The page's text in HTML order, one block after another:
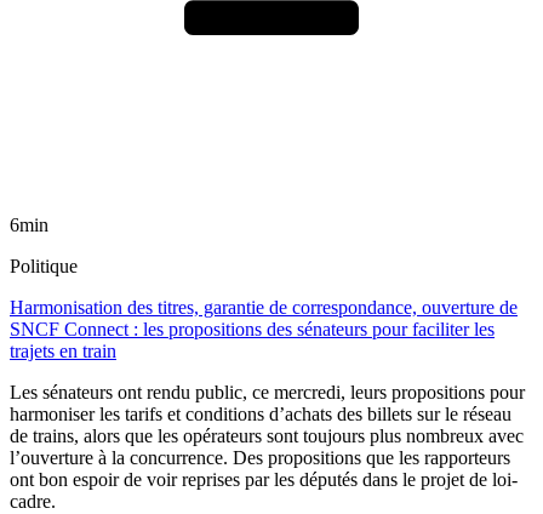
6min
Politique
Harmonisation des titres, garantie de correspondance, ouverture de
SNCF Connect : les propositions des sénateurs pour faciliter les
trajets en train
Les sénateurs ont rendu public, ce mercredi, leurs propositions pour
harmoniser les tarifs et conditions d’achats des billets sur le réseau
de trains, alors que les opérateurs sont toujours plus nombreux avec
l’ouverture à la concurrence. Des propositions que les rapporteurs
ont bon espoir de voir reprises par les députés dans le projet de loi-
cadre.